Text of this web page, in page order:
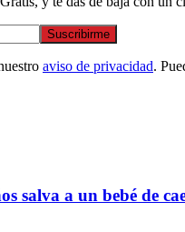
Suscribirme
aviso de privacidad.
salva a un bebé de